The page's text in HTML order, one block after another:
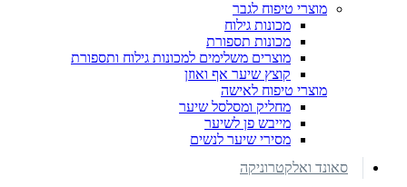
מוצרי טיפוח לגבר
מכונות גילוח
מכונות תספורת
מוצרים משלימים למכונות גילוח ותספורת
קוצץ שיער אף ואוזן
מוצרי טיפוח לאישה
מחליק ומסלסל שיער
מייבש פן לשיער
מסירי שיער לנשים
סאונד ואלקטרוניקה